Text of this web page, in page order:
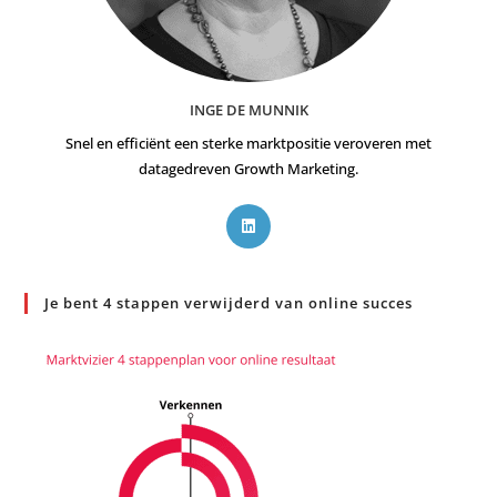
INGE DE MUNNIK
Snel en efficiënt een sterke marktpositie veroveren met
datagedreven Growth Marketing.
Je bent 4 stappen verwijderd van online succes